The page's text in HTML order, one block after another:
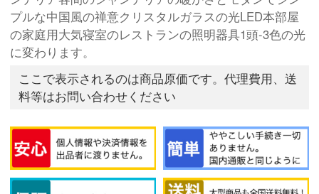
プルな中国風の禅意クリスタルガラスの光LED本部屋
の家庭用大気寝室のレストランの照明器具1頭-3色の光
に変わります。
ここで表示されるのは商品原価です。代理費用、送
料等はお問い合わせください